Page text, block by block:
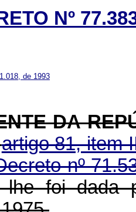
Nº
de 1993
DA
artigo 81, item
nº
lhe foi dada